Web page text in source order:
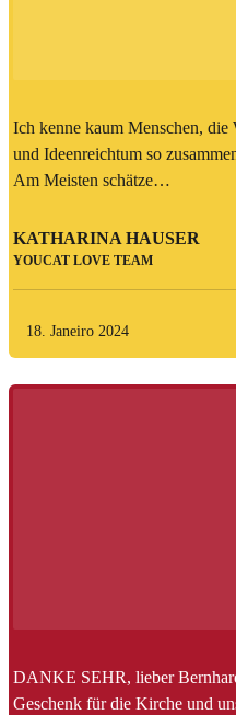
Ich kenne kaum Menschen,
und Ideenreichtum so
Am Meisten schätze…
KATHARINA HAUSER
YOUCAT LOVE TEAM
18. Janeiro 2024
DANKE SEHR, lieber
Geschenk für die Kirche und